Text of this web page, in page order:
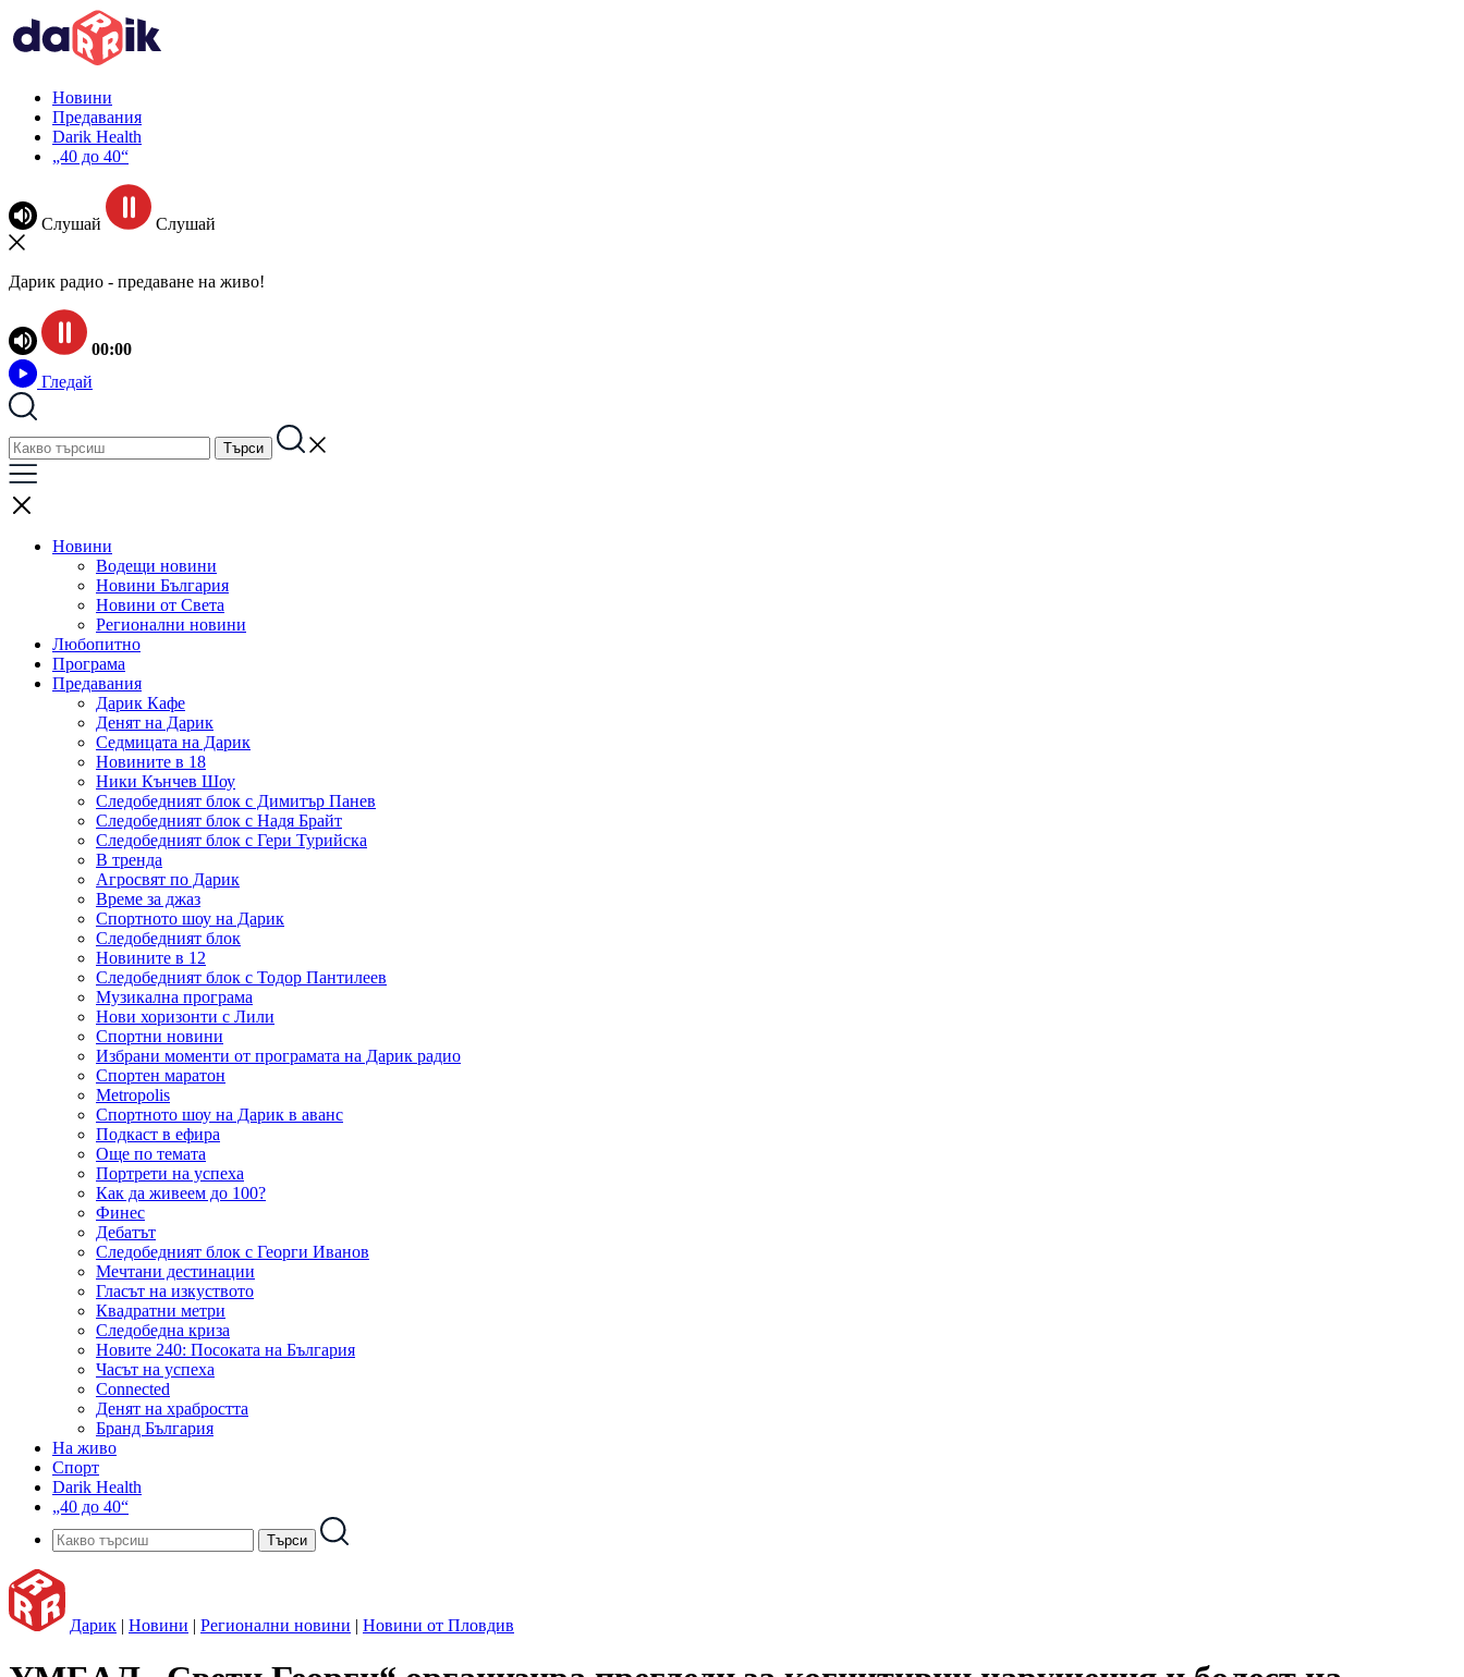
Новини
Предавания
Darik Health
„40 до 40“
Слушай Слушай
Дарик радио - предаване на живо!
00:00
Гледай
Новини
Водещи новини
Новини България
Новини от Света
Регионални новини
Любопитно
Програма
Предавания
Дарик Кафе
Денят на Дарик
Седмицата на Дарик
Новините в 18
Ники Кънчев Шоу
Следобедният блок с Димитър Панев
Следобедният блок с Надя Брайт
Следобедният блок с Гери Турийска
В тренда
Агросвят по Дарик
Време за джаз
Спортното шоу на Дарик
Следобедният блок
Новините в 12
Следобедният блок с Тодор Пантилеев
Музикална програма
Нови хоризонти с Лили
Спортни новини
Избрани моменти от програмата на Дарик радио
Спортен маратон
Metropolis
Спортното шоу на Дарик в аванс
Подкаст в ефира
Още по темата
Портрети на успеха
Как да живеем до 100?
Финес
Дебатът
Следобедният блок с Георги Иванов
Мечтани дестинации
Гласът на изкуството
Квадратни метри
Следобедна криза
Новите 240: Посоката на България
Часът на успеха
Connected
Денят на храбростта
Бранд България
На живо
Спорт
Darik Health
„40 до 40“
Дарик | Новини | Регионални новини | Новини от Пловдив